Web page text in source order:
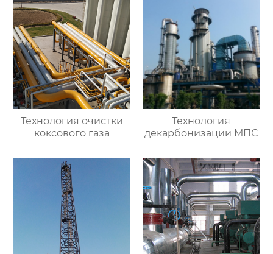
Технология очистки
коксового газа
Технология
декарбонизации МПС